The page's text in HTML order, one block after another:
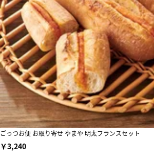
ごっつお便 お取り寄せ やまや 明太フランスセット
￥3,240